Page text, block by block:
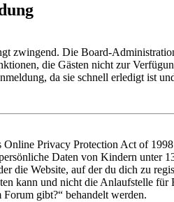
zwingend. Die Board-
die Gästen nicht zur
da sie schnell erledigt ist
Online Privacy Protection Act of
Daten von Kindern unter
die Website, auf der du dich zu
kann und nicht die Anlaufstelle
gibt?“ behandelt werden.